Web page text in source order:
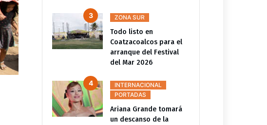
ZONA SUR
Todo listo en
Coatzacoalcos para el
arranque del Festival
del Mar 2026
INTERNACIONAL
PORTADAS
Ariana Grande tomará
un descanso de la